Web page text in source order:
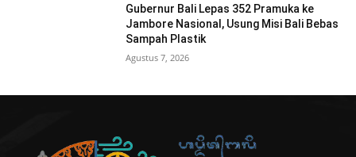
Gubernur Bali Lepas 352 Pramuka ke
Jambore Nasional, Usung Misi Bali Bebas
Sampah Plastik
Agustus 7, 2026